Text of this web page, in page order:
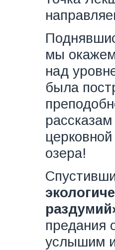
мы
над
была
озера!
предания
услышим